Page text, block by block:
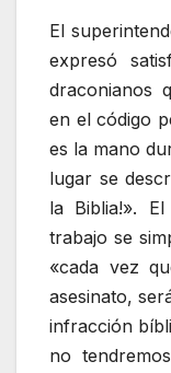
El
expresó
draconianos
en el código
es la mano
lugar se
la Biblia!».
trabajo se
«cada vez
asesinato,
infracción
no